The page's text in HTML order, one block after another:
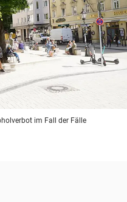
im Fall der Fälle